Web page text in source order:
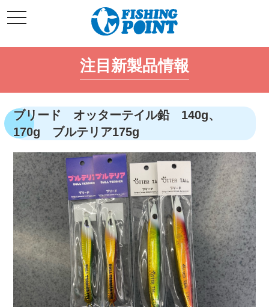
ン
ン
ス
ッ
プ
t
o
l
a
t
i
o
n
注目新製品情報
ブリード オッターテイル鉛 140g、
170g ブルテリア175g